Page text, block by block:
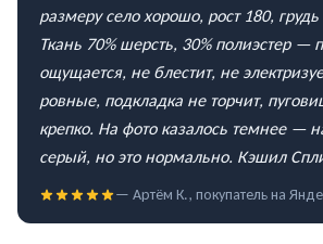
размеру село хорошо, рост 180,
Ткань 70% шерсть, 30% полиэстер —
ощущается, не блестит, не
ровные, подкладка не торчит,
крепко. На фото казалось темнее —
серый, но это нормально. Кэшил
— Артём К., покупатель на